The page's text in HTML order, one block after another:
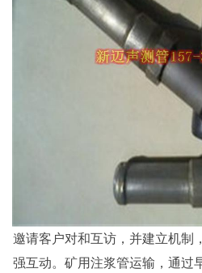
邀请客户对和互访，并建立机制
强互动。矿用注浆管运输，通过